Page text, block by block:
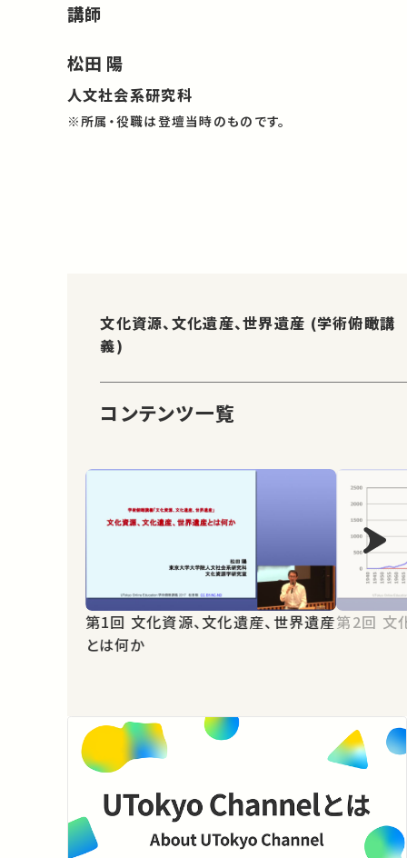
講師
松田 陽
人文社会系研究科
※所属・役職は登壇当時のものです。
文化資源、文化遺産、世界遺産 (学術俯瞰講
義)
コンテンツ一覧
第1回 文化資源、文化遺産、世界遺産
とは何か
第2